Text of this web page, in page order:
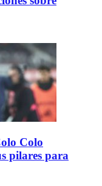
Colo
pilares para